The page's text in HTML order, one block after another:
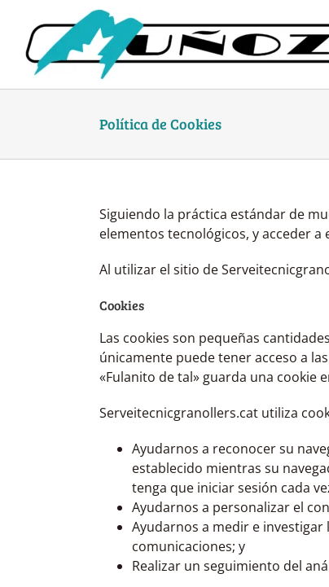
content
Política de Cookies
Siguiendo la práctica estándar de
elementos tecnológicos, y acceder a
Al utilizar el sitio de
Cookies
Las cookies son pequeñas
únicamente puede tener acceso a
«Fulanito de tal» guarda una cookie
Serveitecnicgranollers.cat utiliza
Ayudarnos a reconocer su
establecido mientras su
tenga que iniciar sesión cada
Ayudarnos a personalizar el
Ayudarnos a medir e
comunicaciones; y
Realizar un seguimiento del